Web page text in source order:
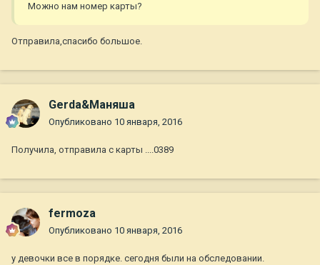
Можно нам номер карты?
Отправила,спасибо большое.
Gerda&Маняша
Опубликовано 10 января, 2016
Получила, отправила с карты ....0389
fermoza
Опубликовано 10 января, 2016
у девочки все в порядке. сегодня были на обследовании.